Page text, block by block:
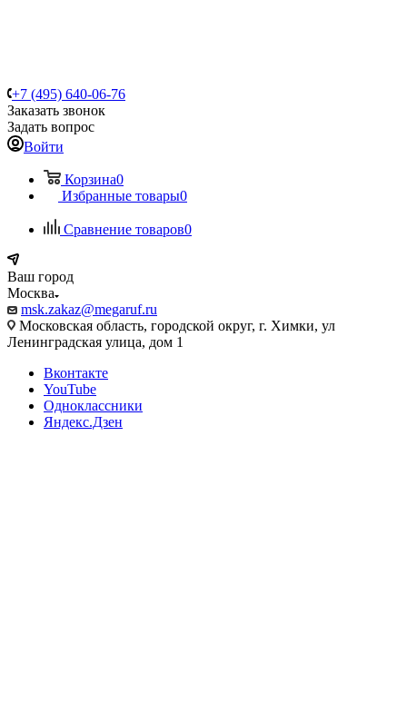
+7 (495) 640-06-76
Заказать звонок
Задать вопрос
Войти
Корзина0
Избранные товары0
Сравнение товаров0
Ваш город
Москва
msk.zakaz@megaruf.ru
Московская область, городской округ, г. Химки, ул
Ленинградская улица, дом 1
Вконтакте
YouTube
Одноклассники
Яндекс.Дзен